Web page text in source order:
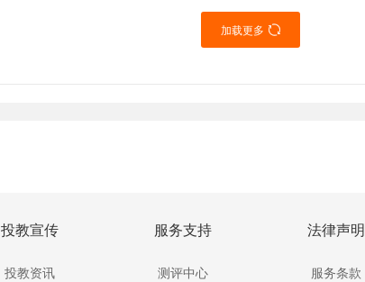
加载更多 
投教宣传
投教资讯
服务支持
测评中心
法律声明
服务条款